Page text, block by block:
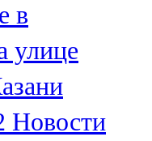
в
улице
Новости